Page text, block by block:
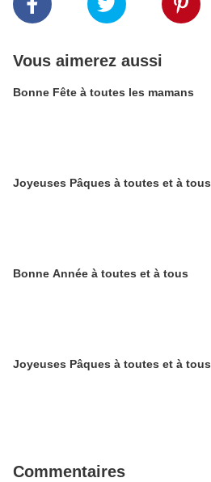
Vous aimerez aussi
Bonne Fête à toutes les mamans
Joyeuses Pâques à toutes et à tous
Bonne Année à toutes et à tous
Joyeuses Pâques à toutes et à tous
Commentaires